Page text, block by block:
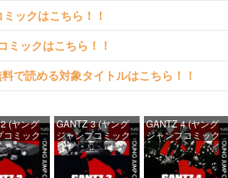
ックはこちら！！
ックはこちら！！
で読める対象タイトルはこちら！！
(ヤング
コミック
価格：¥100
GANTZ 3 (ヤング
ジャンプコミック
スDIGITAL)
価格：¥100
GANTZ 4 (ヤング
ジャンプコミック
スDIGITAL)
価格：¥100